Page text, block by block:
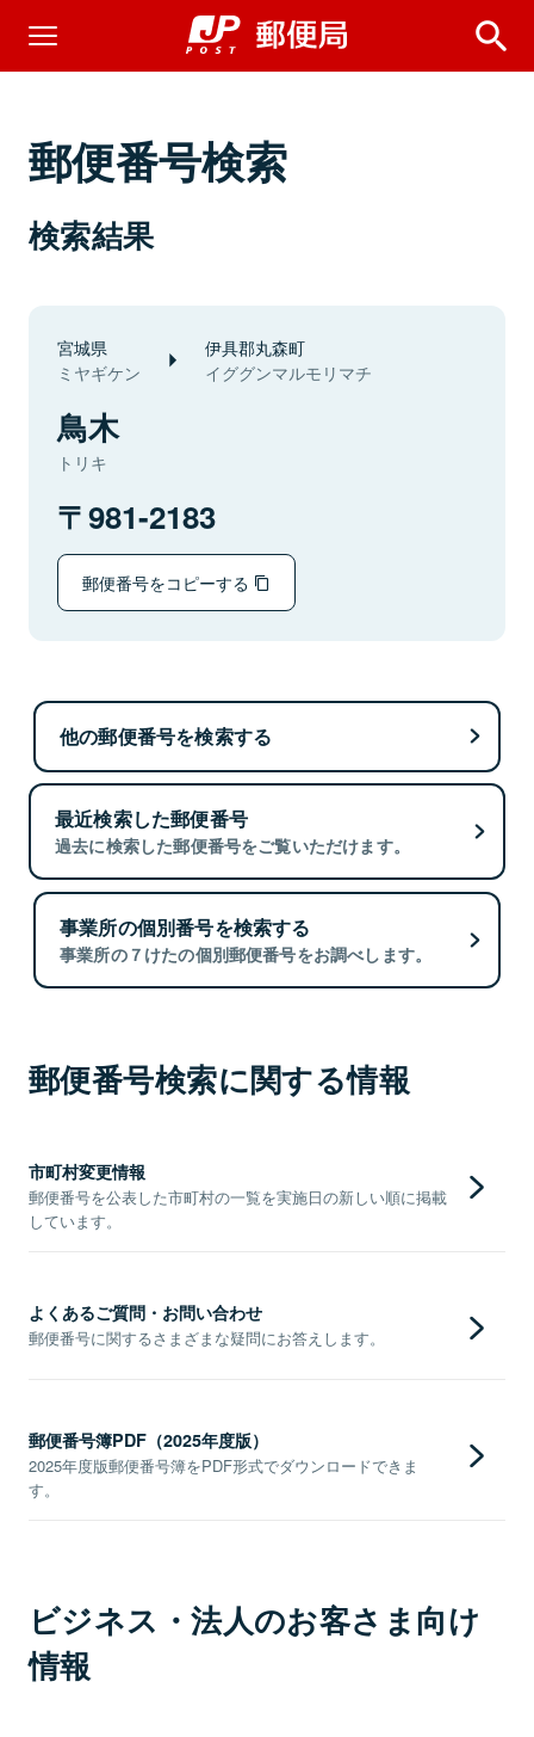
郵便番号検索
検索結果
宮城県
ミヤギケン
伊具郡丸森町
イググンマルモリマチ
鳥木
トリキ
981-2183
郵便番号をコピーする
他の郵便番号を検索する
最近検索した郵便番号
過去に検索した郵便番号をご覧いただけます。
事業所の個別番号を検索する
事業所の７けたの個別郵便番号をお調べします。
郵便番号検索に関する情報
市町村変更情報
郵便番号を公表した市町村の一覧を実施日の新しい順に掲載
しています。
よくあるご質問・お問い合わせ
郵便番号に関するさまざまな疑問にお答えします。
郵便番号簿PDF（2025年度版）
2025年度版郵便番号簿をPDF形式でダウンロードできま
す。
ビジネス・法人のお客さま向け
情報